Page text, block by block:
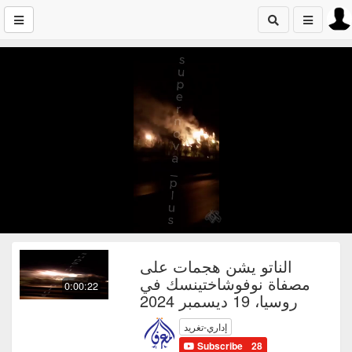
0:00:22
الناتو يشن هجمات على
مصفاة نوفوشاختينسك في
روسيا، 19 ديسمبر 2024
إداري-تغريد
Subscribe 28